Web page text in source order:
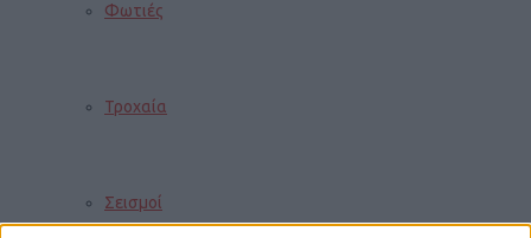
Φωτιές
Τροχαία
Σεισμοί